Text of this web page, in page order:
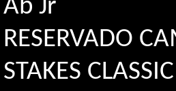
Ab Jr
RESERVADO
STAKES